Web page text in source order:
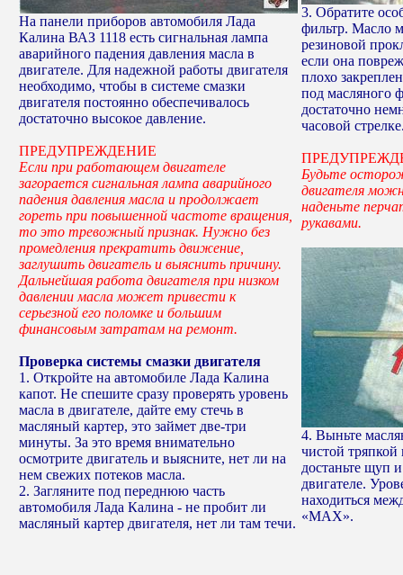
На панели приборов автомобиля Лада
Калина ВАЗ 1118 есть сигнальная лампа
аварийного падения давления масла в
двигателе. Для надежной работы двигателя
необходимо, чтобы в системе смазки
двигателя постоянно обеспечивалось
достаточно высокое давление.
ПРЕДУПРЕЖДЕНИЕ
Если при работающем двигателе
загорается сигнальная лампа аварийного
падения давления масла и продолжает
гореть при повышенной частоте вращения,
то это тревожный признак. Нужно без
промедления прекратить движение,
заглушить двигатель и выяснить причину.
Дальнейшая работа двигателя при низком
давлении масла может привести к
серьезной его поломке и большим
финансовым затратам на ремонт.
Проверка системы смазки двигателя
1. Откройте на автомобиле Лада Калина
капот. Не спешите сразу проверять уровень
масла в двигателе, дайте ему стечь в
масляный картер, это займет две-три
минуты. За это время внимательно
осмотрите двигатель и выясните, нет ли на
нем свежих потеков масла.
2. Загляните под переднюю часть
автомобиля Лада Калина - не пробит ли
масляный картер двигателя, нет ли там течи.
3. Обратите
фильтр. Масло
резиновой
если она
плохо
под масляного
достаточно
часовой
Будьте
двигателя
наденьте
рукавами.
4. Выньте
чистой тряпкой
достаньте щуп
двигателе.
находиться
«МАХ».